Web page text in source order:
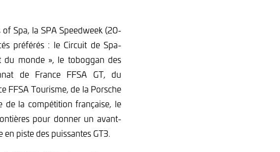
Spa, la SPA Speedweek (20-
préférés : le Circuit de Spa-
du monde », le toboggan des
de France FFSA GT, du
FFSA Tourisme, de la Porsche
de la compétition française, le
pour donner un avant-
en piste des puissantes GT3.